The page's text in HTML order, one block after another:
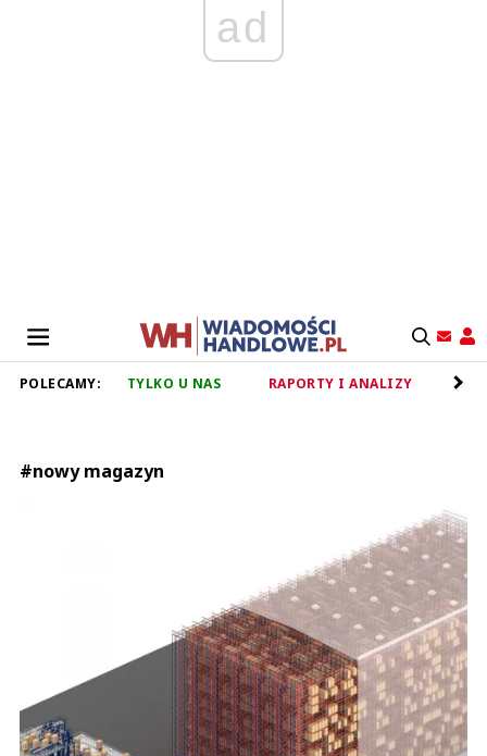
ad
POLECAMY: TYLKO U NAS RAPORTY I ANALIZY
#nowy magazyn